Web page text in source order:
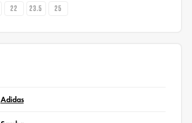
22 23.5 25
Adidas